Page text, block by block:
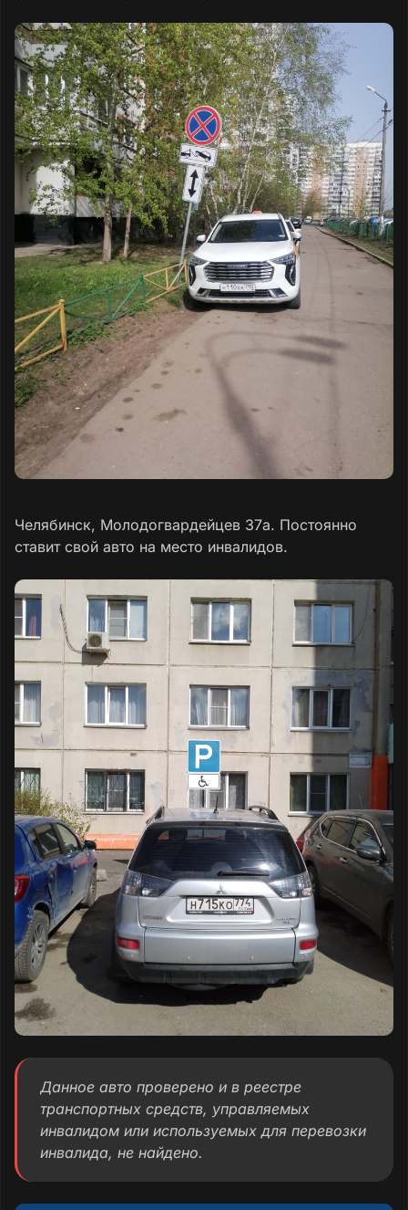
Челябинск, Молодогвардейцев 37а. Постоянно
ставит свой авто на место инвалидов.
Данное авто проверено и в реестре
транспортных средств, управляемых
инвалидом или используемых для перевозки
инвалида, не найдено.